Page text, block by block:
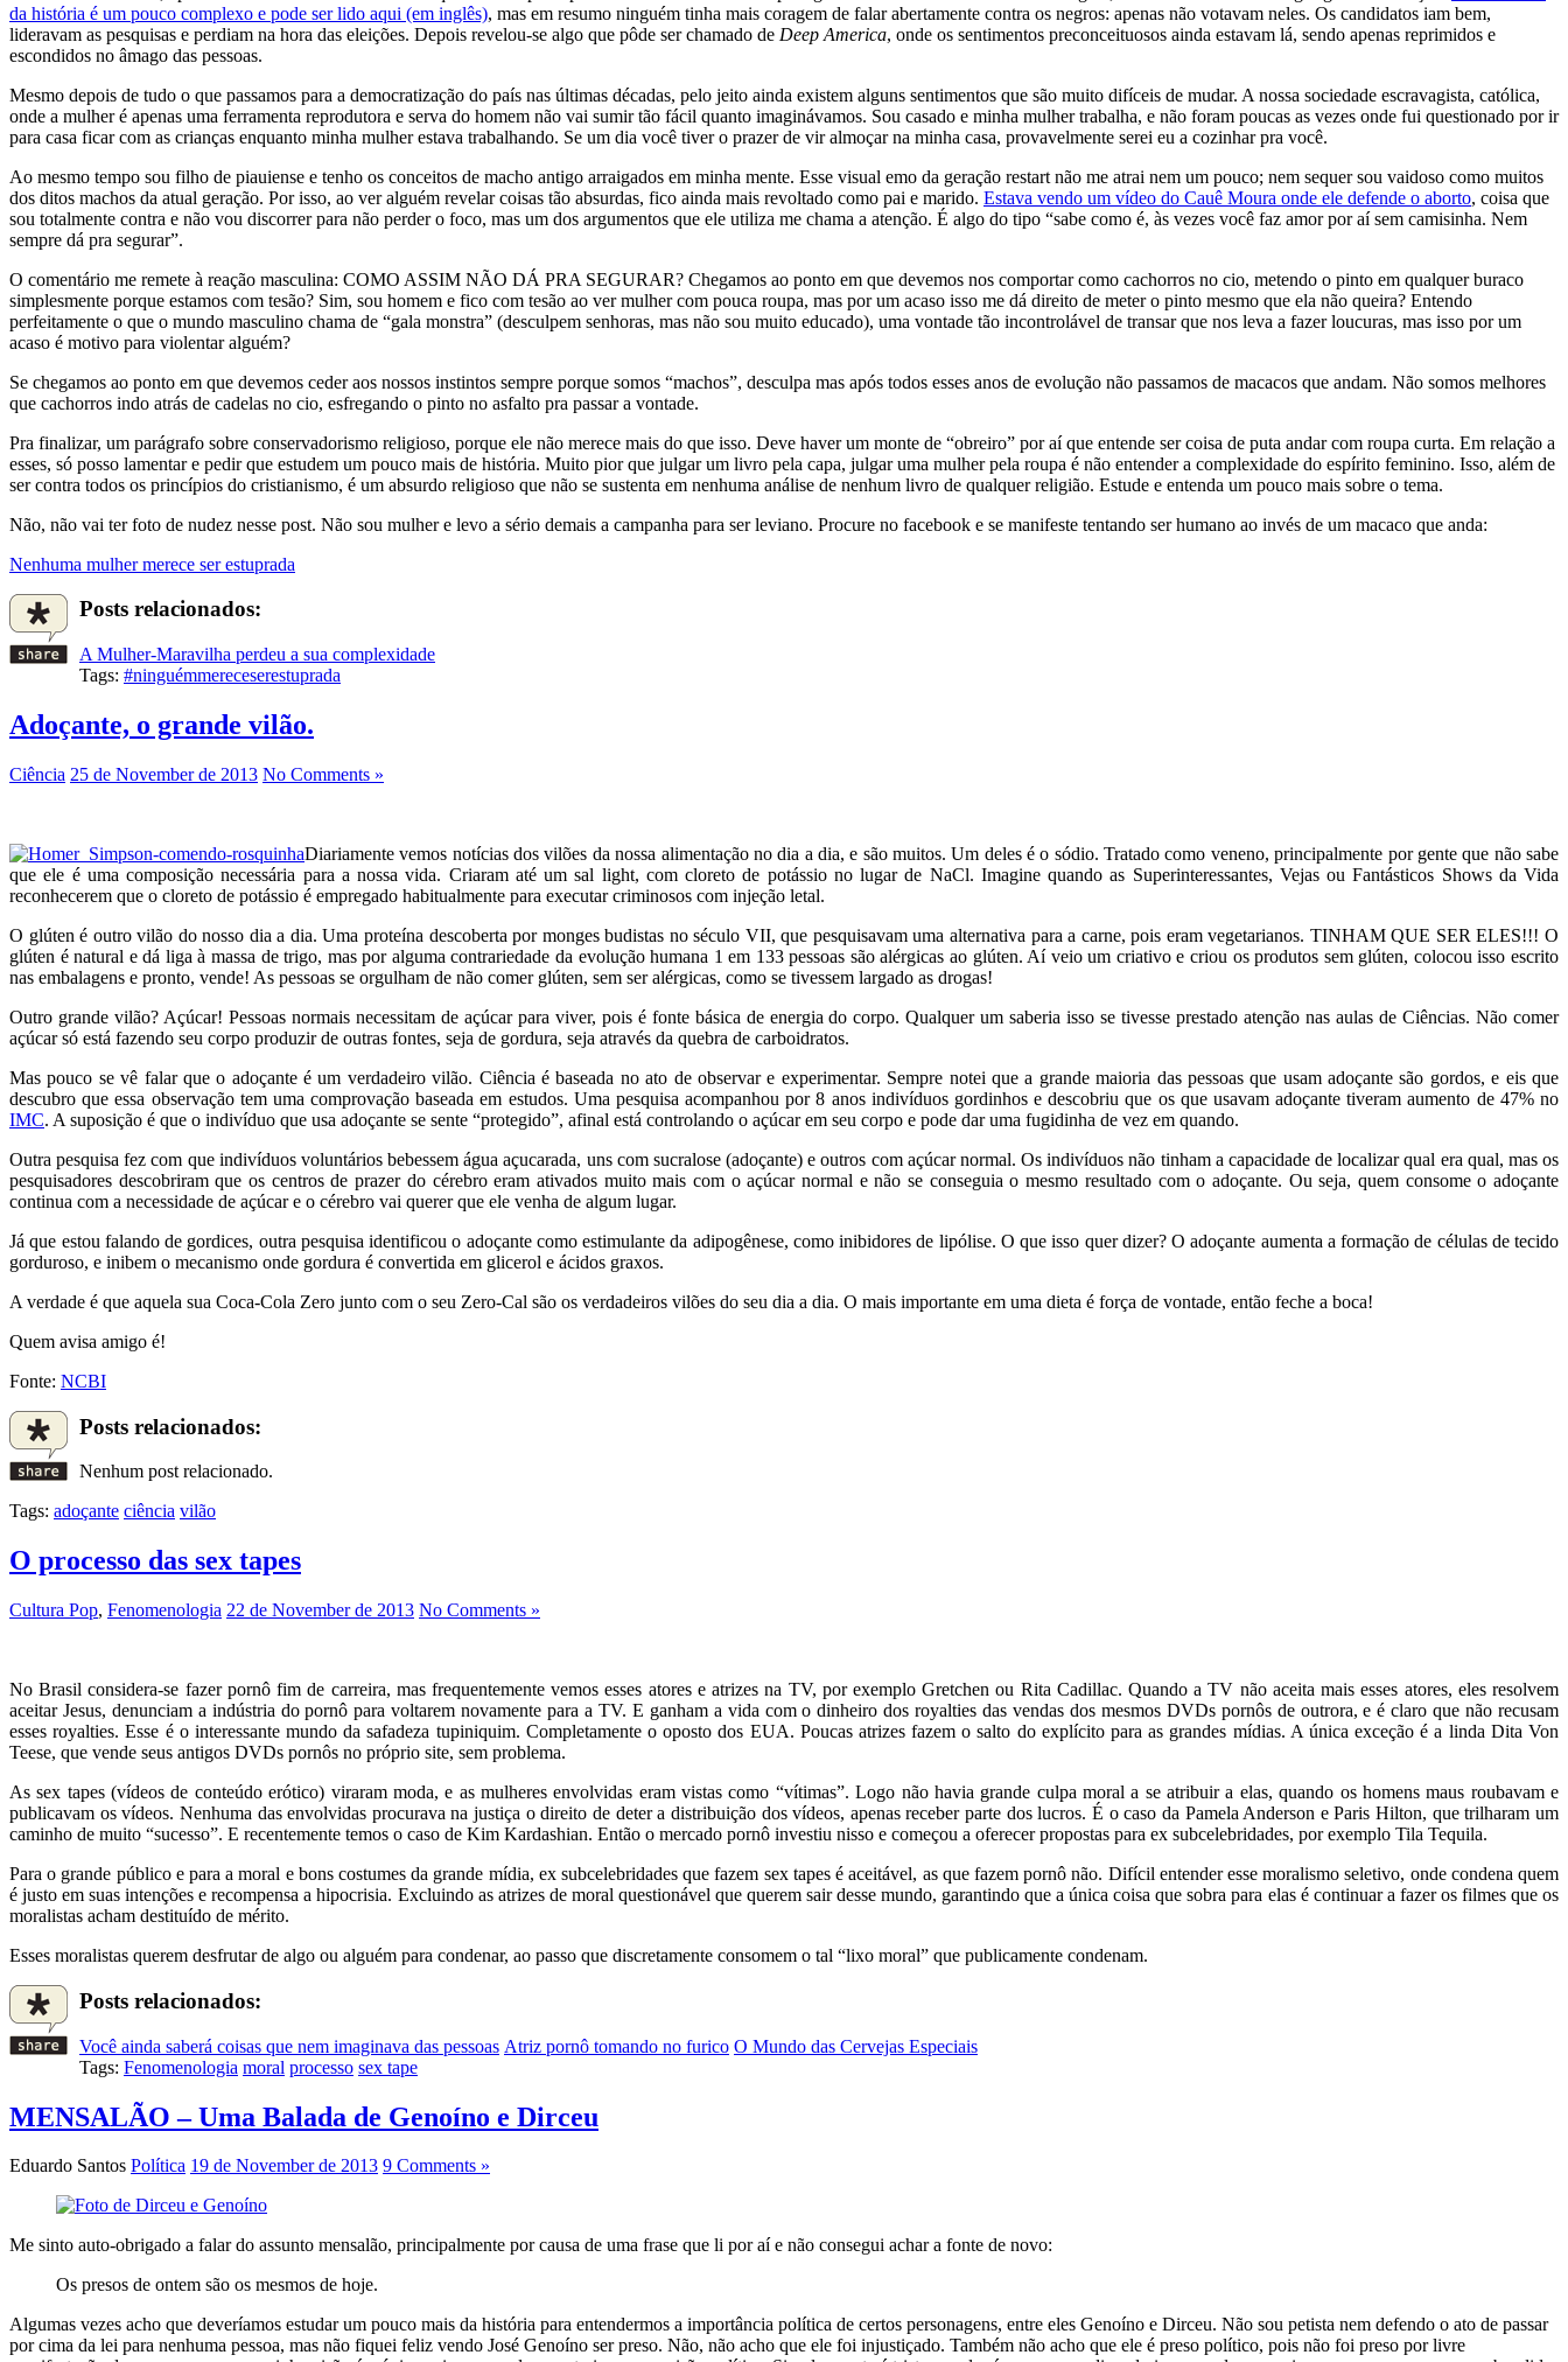
da história é um pouco complexo e pode ser lido aqui (em inglês), mas em resumo ninguém tinha mais coragem de falar abertamente contra os negros: apenas não votavam neles. Os candidatos iam bem,
lideravam as pesquisas e perdiam na hora das eleições. Depois revelou-se algo que pôde ser chamado de Deep America, onde os sentimentos preconceituosos ainda estavam lá, sendo apenas reprimidos e
escondidos no âmago das pessoas.
Mesmo depois de tudo o que passamos para a democratização do país nas últimas décadas, pelo jeito ainda existem alguns sentimentos que são muito difíceis de mudar. A nossa sociedade escravagista, católica,
onde a mulher é apenas uma ferramenta reprodutora e serva do homem não vai sumir tão fácil quanto imaginávamos. Sou casado e minha mulher trabalha, e não foram poucas as vezes onde fui questionado por ir
para casa ficar com as crianças enquanto minha mulher estava trabalhando. Se um dia você tiver o prazer de vir almoçar na minha casa, provavelmente serei eu a cozinhar pra você.
Ao mesmo tempo sou filho de piauiense e tenho os conceitos de macho antigo arraigados em minha mente. Esse visual emo da geração restart não me atrai nem um pouco; nem sequer sou vaidoso como muitos
dos ditos machos da atual geração. Por isso, ao ver alguém revelar coisas tão absurdas, fico ainda mais revoltado como pai e marido. Estava vendo um vídeo do Cauê Moura onde ele defende o aborto, coisa que
sou totalmente contra e não vou discorrer para não perder o foco, mas um dos argumentos que ele utiliza me chama a atenção. É algo do tipo “sabe como é, às vezes você faz amor por aí sem camisinha. Nem
sempre dá pra segurar”.
O comentário me remete à reação masculina: COMO ASSIM NÃO DÁ PRA SEGURAR? Chegamos ao ponto em que devemos nos comportar como cachorros no cio, metendo o pinto em qualquer buraco
simplesmente porque estamos com tesão? Sim, sou homem e fico com tesão ao ver mulher com pouca roupa, mas por um acaso isso me dá direito de meter o pinto mesmo que ela não queira? Entendo
perfeitamente o que o mundo masculino chama de “gala monstra” (desculpem senhoras, mas não sou muito educado), uma vontade tão incontrolável de transar que nos leva a fazer loucuras, mas isso por um
acaso é motivo para violentar alguém?
Se chegamos ao ponto em que devemos ceder aos nossos instintos sempre porque somos “machos”, desculpa mas após todos esses anos de evolução não passamos de macacos que andam. Não somos melhores
que cachorros indo atrás de cadelas no cio, esfregando o pinto no asfalto pra passar a vontade.
Pra finalizar, um parágrafo sobre conservadorismo religioso, porque ele não merece mais do que isso. Deve haver um monte de “obreiro” por aí que entende ser coisa de puta andar com roupa curta. Em relação a
esses, só posso lamentar e pedir que estudem um pouco mais de história. Muito pior que julgar um livro pela capa, julgar uma mulher pela roupa é não entender a complexidade do espírito feminino. Isso, além de
ser contra todos os princípios do cristianismo, é um absurdo religioso que não se sustenta em nenhuma análise de nenhum livro de qualquer religião. Estude e entenda um pouco mais sobre o tema.
Não, não vai ter foto de nudez nesse post. Não sou mulher e levo a sério demais a campanha para ser leviano. Procure no facebook e se manifeste tentando ser humano ao invés de um macaco que anda:
Nenhuma mulher merece ser estuprada
Posts relacionados:
A Mulher-Maravilha perdeu a sua complexidade
Tags: #ninguémmereceserestuprada
Adoçante, o grande vilão.
Ciência 25 de November de 2013 No Comments »
Diariamente vemos notícias dos vilões da nossa alimentação no dia a dia, e são muitos. Um deles é o sódio. Tratado como veneno, principalmente por gente que não sabe
que ele é uma composição necessária para a nossa vida. Criaram até um sal light, com cloreto de potássio no lugar de NaCl. Imagine quando as Superinteressantes, Vejas ou Fantásticos Shows da Vida
reconhecerem que o cloreto de potássio é empregado habitualmente para executar criminosos com injeção letal.
O glúten é outro vilão do nosso dia a dia. Uma proteína descoberta por monges budistas no século VII, que pesquisavam uma alternativa para a carne, pois eram vegetarianos. TINHAM QUE SER ELES!!! O
glúten é natural e dá liga à massa de trigo, mas por alguma contrariedade da evolução humana 1 em 133 pessoas são alérgicas ao glúten. Aí veio um criativo e criou os produtos sem glúten, colocou isso escrito
nas embalagens e pronto, vende! As pessoas se orgulham de não comer glúten, sem ser alérgicas, como se tivessem largado as drogas!
Outro grande vilão? Açúcar! Pessoas normais necessitam de açúcar para viver, pois é fonte básica de energia do corpo. Qualquer um saberia isso se tivesse prestado atenção nas aulas de Ciências. Não comer
açúcar só está fazendo seu corpo produzir de outras fontes, seja de gordura, seja através da quebra de carboidratos.
Mas pouco se vê falar que o adoçante é um verdadeiro vilão. Ciência é baseada no ato de observar e experimentar. Sempre notei que a grande maioria das pessoas que usam adoçante são gordos, e eis que
descubro que essa observação tem uma comprovação baseada em estudos. Uma pesquisa acompanhou por 8 anos indivíduos gordinhos e descobriu que os que usavam adoçante tiveram aumento de 47% no
IMC. A suposição é que o indivíduo que usa adoçante se sente “protegido”, afinal está controlando o açúcar em seu corpo e pode dar uma fugidinha de vez em quando.
Outra pesquisa fez com que indivíduos voluntários bebessem água açucarada, uns com sucralose (adoçante) e outros com açúcar normal. Os indivíduos não tinham a capacidade de localizar qual era qual, mas os
pesquisadores descobriram que os centros de prazer do cérebro eram ativados muito mais com o açúcar normal e não se conseguia o mesmo resultado com o adoçante. Ou seja, quem consome o adoçante
continua com a necessidade de açúcar e o cérebro vai querer que ele venha de algum lugar.
Já que estou falando de gordices, outra pesquisa identificou o adoçante como estimulante da adipogênese, como inibidores de lipólise. O que isso quer dizer? O adoçante aumenta a formação de células de tecido
gorduroso, e inibem o mecanismo onde gordura é convertida em glicerol e ácidos graxos.
A verdade é que aquela sua Coca-Cola Zero junto com o seu Zero-Cal são os verdadeiros vilões do seu dia a dia. O mais importante em uma dieta é força de vontade, então feche a boca!
Quem avisa amigo é!
Fonte: NCBI
Posts relacionados:
Nenhum post relacionado.
Tags: adoçante ciência vilão
O processo das sex tapes
Cultura Pop, Fenomenologia 22 de November de 2013 No Comments »
No Brasil considera-se fazer pornô fim de carreira, mas frequentemente vemos esses atores e atrizes na TV, por exemplo Gretchen ou Rita Cadillac. Quando a TV não aceita mais esses atores, eles resolvem
aceitar Jesus, denunciam a indústria do pornô para voltarem novamente para a TV. E ganham a vida com o dinheiro dos royalties das vendas dos mesmos DVDs pornôs de outrora, e é claro que não recusam
esses royalties. Esse é o interessante mundo da safadeza tupiniquim. Completamente o oposto dos EUA. Poucas atrizes fazem o salto do explícito para as grandes mídias. A única exceção é a linda Dita Von
Teese, que vende seus antigos DVDs pornôs no próprio site, sem problema.
As sex tapes (vídeos de conteúdo erótico) viraram moda, e as mulheres envolvidas eram vistas como “vítimas”. Logo não havia grande culpa moral a se atribuir a elas, quando os homens maus roubavam e
publicavam os vídeos. Nenhuma das envolvidas procurava na justiça o direito de deter a distribuição dos vídeos, apenas receber parte dos lucros. É o caso da Pamela Anderson e Paris Hilton, que trilharam um
caminho de muito “sucesso”. E recentemente temos o caso de Kim Kardashian. Então o mercado pornô investiu nisso e começou a oferecer propostas para ex subcelebridades, por exemplo Tila Tequila.
Para o grande público e para a moral e bons costumes da grande mídia, ex subcelebridades que fazem sex tapes é aceitável, as que fazem pornô não. Difícil entender esse moralismo seletivo, onde condena quem
é justo em suas intenções e recompensa a hipocrisia. Excluindo as atrizes de moral questionável que querem sair desse mundo, garantindo que a única coisa que sobra para elas é continuar a fazer os filmes que os
moralistas acham destituído de mérito.
Esses moralistas querem desfrutar de algo ou alguém para condenar, ao passo que discretamente consomem o tal “lixo moral” que publicamente condenam.
Posts relacionados:
Você ainda saberá coisas que nem imaginava das pessoas Atriz pornô tomando no furico O Mundo das Cervejas Especiais
Tags: Fenomenologia moral processo sex tape
MENSALÃO – Uma Balada de Genoíno e Dirceu
Eduardo Santos Política 19 de November de 2013 9 Comments »
Me sinto auto-obrigado a falar do assunto mensalão, principalmente por causa de uma frase que li por aí e não consegui achar a fonte de novo:
Os presos de ontem são os mesmos de hoje.
Algumas vezes acho que deveríamos estudar um pouco mais da história para entendermos a importância política de certos personagens, entre eles Genoíno e Dirceu. Não sou petista nem defendo o ato de passar
por cima da lei para nenhuma pessoa, mas não fiquei feliz vendo José Genoíno ser preso. Não, não acho que ele foi injustiçado. Também não acho que ele é preso político, pois não foi preso por livre